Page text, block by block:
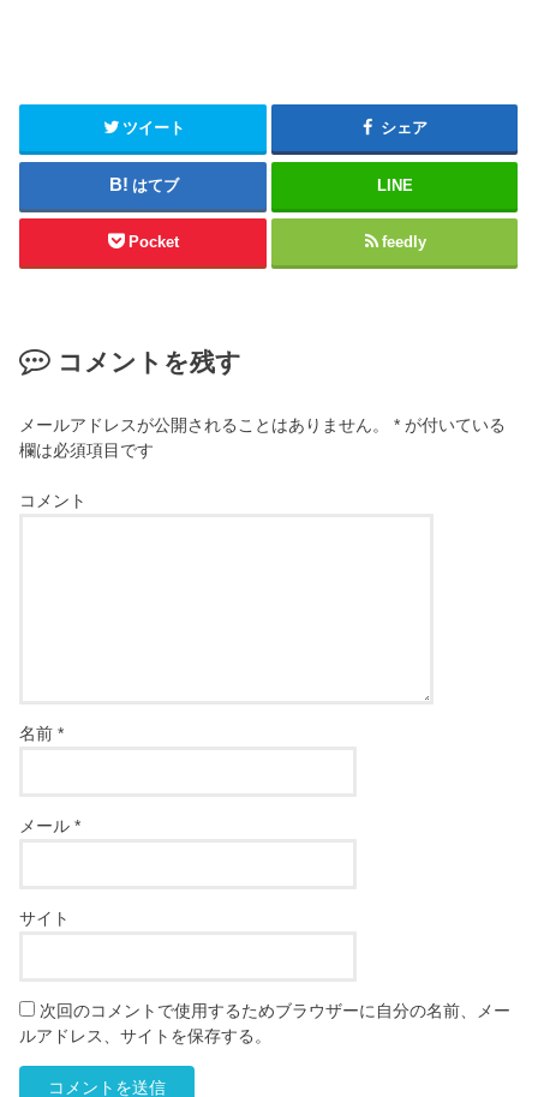
ツイート シェア
はてブ LINE
Pocket feedly
コメントを残す
メールアドレスが公開されることはありません。 * が付いている
欄は必須項目です
コメント
名前*
メール*
サイト
次回のコメントで使用するためブラウザーに自分の名前、メー
ルアドレス、サイトを保存する。